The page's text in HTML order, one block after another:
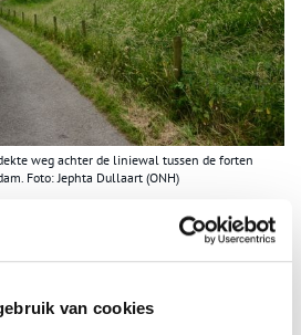
van cookies
weg achter de liniewal tussen de forten
Foto: Jephta Dullaart (ONH)
zou bestaan uit drie extra